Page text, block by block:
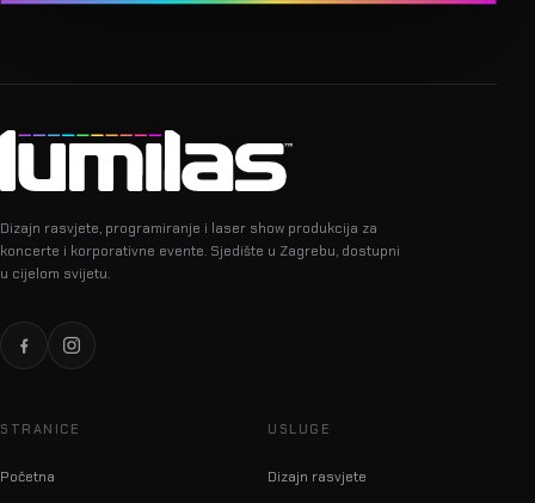
Dizajn rasvjete, programiranje i laser show produkcija za
koncerte i korporativne evente. Sjedište u Zagrebu, dostupni
u cijelom svijetu.
STRANICE
Početna
USLUGE
Dizajn rasvjete